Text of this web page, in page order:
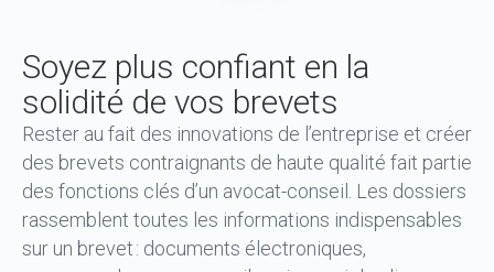
Soyez plus confiant en la
solidité de vos brevets
Rester au fait des innovations de l’entreprise et créer
des brevets contraignants de haute qualité fait partie
des fonctions clés d’un avocat-conseil. Les dossiers
rassemblent toutes les informations indispensables
sur un brevet : documents électroniques,